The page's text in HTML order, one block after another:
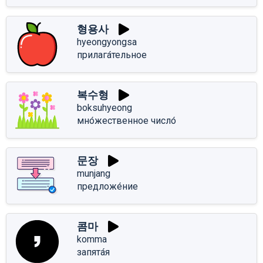
형용사
hyeongyongsa
прилага́тельное
복수형
boksuhyeong
мно́жественное число́
문장
munjang
предложе́ние
콤마
komma
запята́я